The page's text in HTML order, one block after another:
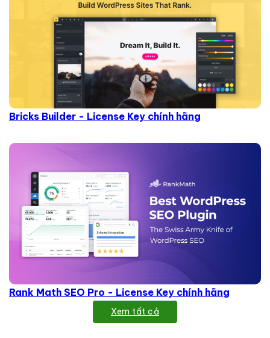
Bricks Builder - License Key chính hãng
Rank Math SEO Pro - License Key chính hãng
Xem tất cả